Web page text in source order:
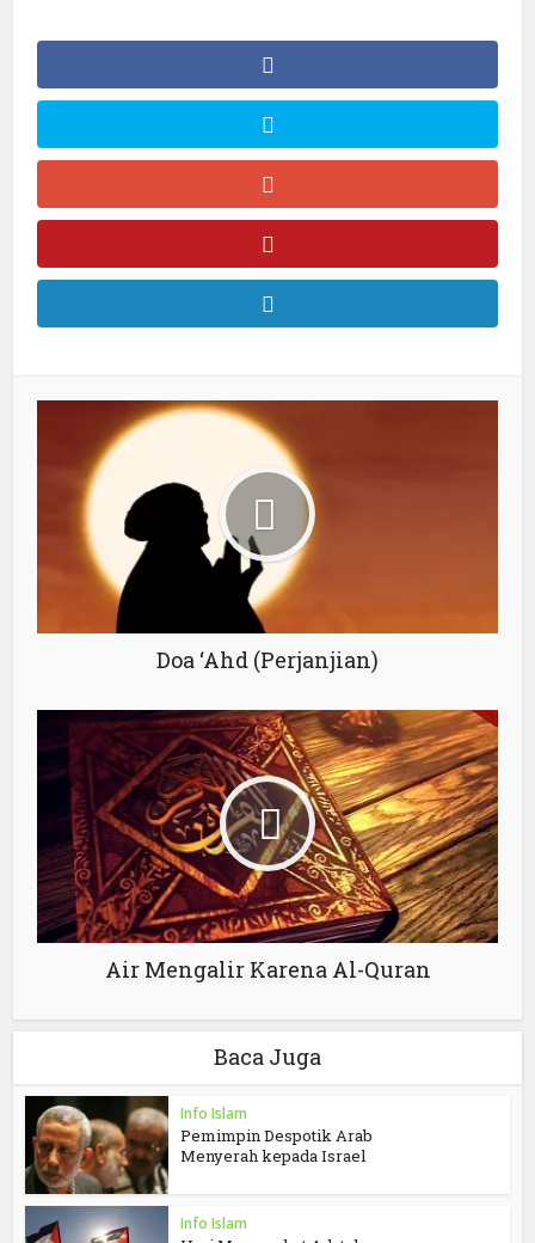
Doa ‘Ahd (Perjanjian)
Air Mengalir Karena Al-Quran
Baca Juga
Info Islam
Pemimpin Despotik Arab
Menyerah kepada Israel
Info Islam